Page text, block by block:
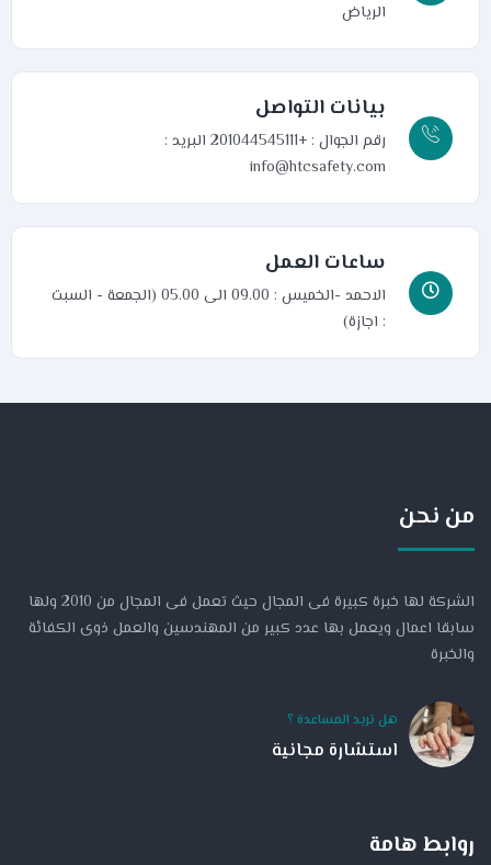
الرياض
بيانات التواصل
رقم الجوال : +201044545111
البريد :
info@htcsafety.com
ساعات العمل
الاحمد -الخميس : 09.00 الى 05.00 (الجمعة - السبت
: اجازة)
من نحن
الشركة لها خبرة كبيرة فى المجال حيث تعمل فى المجال من 2010 ولها
سابقا اعمال ويعمل بها عدد كبير من المهندسين والعمل ذوى الكفائة
والخبرة
هل تريد المساعدة ؟
استشارة مجانية
روابط هامة